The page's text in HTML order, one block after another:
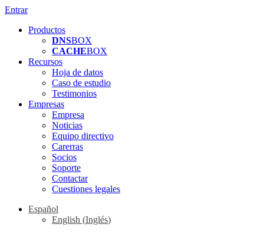
Entrar
Productos
DNSBOX
CACHEBOX
Recursos
Hoja de datos
Caso de estudio
Testimonios
Empresas
Empresa
Noticias
Equipo directivo
Carerras
Socios
Soporte
Contactar
Cuestiones legales
Español
English (Inglés)